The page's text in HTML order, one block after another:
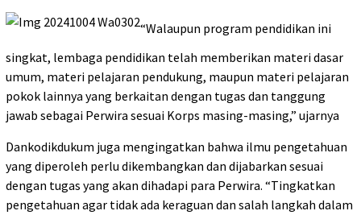
“Walaupun program pendidikan ini
singkat, lembaga pendidikan telah memberikan materi dasar
umum, materi pelajaran pendukung, maupun materi pelajaran
pokok lainnya yang berkaitan dengan tugas dan tanggung
jawab sebagai Perwira sesuai Korps masing-masing,” ujarnya
Dankodikdukum juga mengingatkan bahwa ilmu pengetahuan
yang diperoleh perlu dikembangkan dan dijabarkan sesuai
dengan tugas yang akan dihadapi para Perwira. “Tingkatkan
pengetahuan agar tidak ada keraguan dan salah langkah dalam